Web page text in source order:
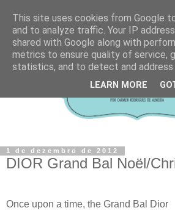
1 de dezembro de 2012
DIOR Grand Bal Noël/
Once upon a time, the Grand Bal Dior
This site uses cookies from Google
and to analyze traffic. Your IP
shared with Google along with
metrics to ensure quality of service,
statistics, and to detect and address
LEARN MORE